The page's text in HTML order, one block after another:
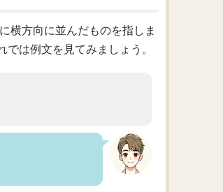
横方向に並んだものを指しま
は例文を見てみましょう。